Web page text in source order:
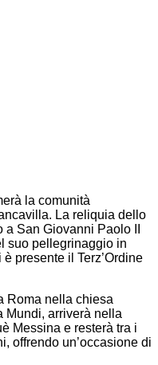
la comunità
La reliquia dello
San Giovanni Paolo II
suo pellegrinaggio in
presente il Terz’Ordine
Roma nella chiesa
Mundi, arriverà nella
Messina e resterà tra i
offrendo un’occasione di